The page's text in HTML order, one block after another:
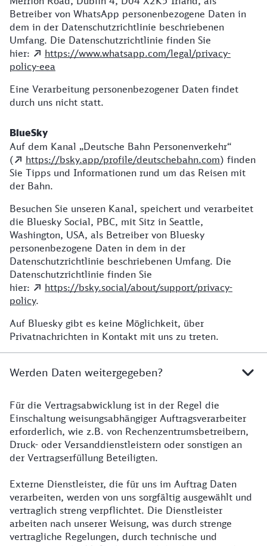
Betreiber von WhatsApp personenbezogene Daten in
dem in der Datenschutzrichtlinie beschriebenen
Umfang. Die Datenschutzrichtlinie finden Sie
hier:
https://www.whatsapp.com/legal/privacy-
policy-eea
Eine Verarbeitung personenbezogener Daten findet
durch uns nicht statt.
BlueSky
Auf dem Kanal „Deutsche Bahn Personenverkehr“
(
https://bsky.app/profile/deutschebahn.com) finden
Sie Tipps und Informationen rund um das Reisen mit
der Bahn.
Besuchen Sie unseren Kanal, speichert und verarbeitet
die Bluesky Social, PBC, mit Sitz in Seattle,
Washington, USA, als Betreiber von Bluesky
personenbezogene Daten in dem in der
Datenschutzrichtlinie beschriebenen Umfang. Die
Datenschutzrichtlinie finden Sie
hier:
https://bsky.social/about/support/privacy-
policy.
Auf Bluesky gibt es keine Möglichkeit, über
Privatnachrichten in Kontakt mit uns zu treten.
Werden Daten weitergegeben?
Details zur Datenweitergabe
Für die Vertragsabwicklung ist in der Regel die
Einschaltung weisungsabhängiger Auftragsverarbeiter
erforderlich, wie z.B. von Rechenzentrumsbetreibern,
Druck- oder Versanddienstleistern oder sonstigen an
der Vertragserfüllung Beteiligten.
Externe Dienstleister, die für uns im Auftrag Daten
verarbeiten, werden von uns sorgfältig ausgewählt und
vertraglich streng verpflichtet. Die Dienstleister
arbeiten nach unserer Weisung, was durch strenge
vertragliche Regelungen, durch technische und